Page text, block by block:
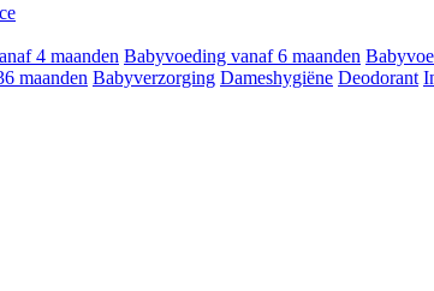
4 maanden Babyvoeding vanaf 6 maanden
maanden Babyverzorging Dameshygiëne Deodorant